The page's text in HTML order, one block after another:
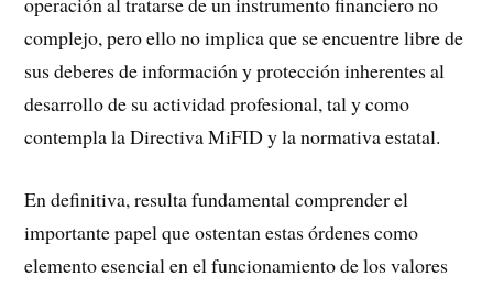
complejo, pero ello no implica que se encuentre libre de
sus deberes de información y protección inherentes al
desarrollo de su actividad profesional, tal y como
contempla la Directiva MiFID y la normativa estatal.
En definitiva, resulta fundamental comprender el
importante papel que ostentan estas órdenes como
elemento esencial en el funcionamiento de los valores